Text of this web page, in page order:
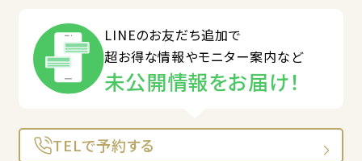
LINEのお友だち追加で
超お得な情報やモニター案内など
未公開情報をお届け！
TELで予約する